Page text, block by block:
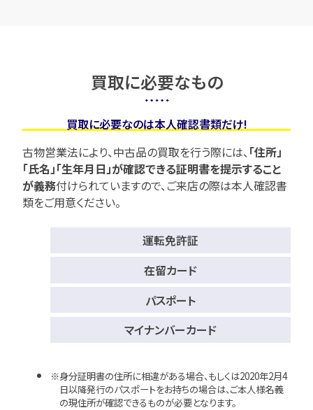
買取に必要なもの
買取に必要なのは本人確認書類だけ!
古物営業法により、中古品の買取を行う際には、「住所」
「氏名」「生年月日」が確認できる証明書を提示すること
が義務付けられていますので、ご来店の際は本人確認書
類をご用意ください。
運転免許証
在留カード
パスポート
マイナンバーカード
身分証明書の住所に相違がある場合、もしくは2020年2月4
日以降発行のパスポートをお持ちの場合は、ご本人様名義
の現住所が確認できるものが必要となります。